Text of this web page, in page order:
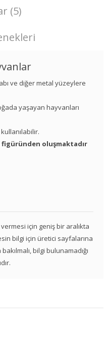
(5)
ve diğer metal yüzeylere
yaşayan hayvanları
figüründen oluşmaktadır
için geniş bir aralıkta
bilgi için üretici sayfalarına
bilgi bulunamadığı